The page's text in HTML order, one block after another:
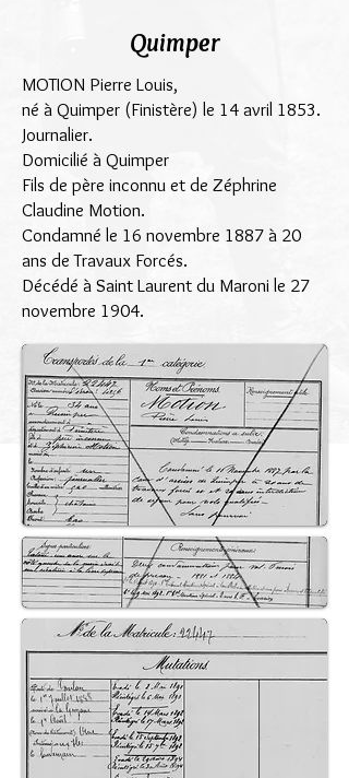
Quimper
MOTION Pierre Louis,
né à Quimper (Finistère) le 14 avril 1853.
Journalier.
Domicilié à Quimper
Fils de père inconnu et de Zéphrine
Claudine Motion.
Condamné le 16 novembre 1887 à 20
ans de Travaux Forcés.
Décédé à Saint Laurent du Maroni le 27
novembre 1904.